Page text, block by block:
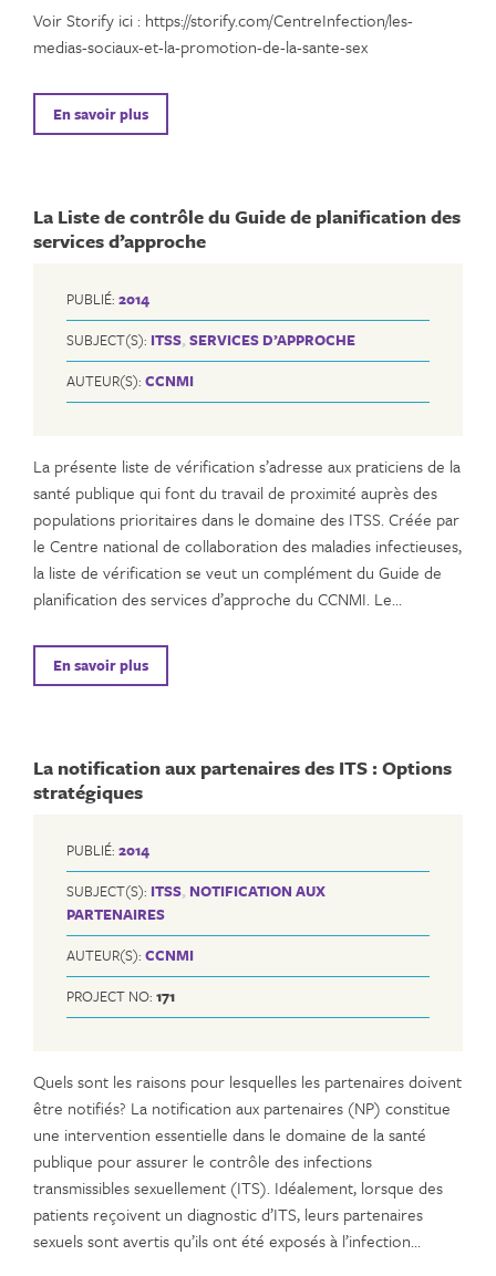
Voir Storify ici : https://storify.com/CentreInfection/les-
medias-sociaux-et-la-promotion-de-la-sante-sex
En savoir plus
La Liste de contrôle du Guide de planification des
services d’approche
PUBLIÉ: 2014
SUBJECT(S): ITSS, SERVICES D’APPROCHE
AUTEUR(S): CCNMI
La présente liste de vérification s’adresse aux praticiens de la
santé publique qui font du travail de proximité auprès des
populations prioritaires dans le domaine des ITSS. Créée par
le Centre national de collaboration des maladies infectieuses,
la liste de vérification se veut un complément du Guide de
planification des services d’approche du CCNMI. Le…
En savoir plus
La notification aux partenaires des ITS : Options
stratégiques
PUBLIÉ: 2014
SUBJECT(S): ITSS, NOTIFICATION AUX
PARTENAIRES
AUTEUR(S): CCNMI
PROJECT NO: 171
Quels sont les raisons pour lesquelles les partenaires doivent
être notifiés? La notification aux partenaires (NP) constitue
une intervention essentielle dans le domaine de la santé
publique pour assurer le contrôle des infections
transmissibles sexuellement (ITS). Idéalement, lorsque des
patients reçoivent un diagnostic d’ITS, leurs partenaires
sexuels sont avertis qu’ils ont été exposés à l’infection…